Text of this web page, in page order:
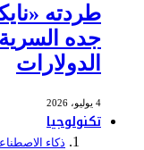
طردته
جده السرية
الدولارات
4 يوليو، 2026
تكنولوجيا
ذكاء